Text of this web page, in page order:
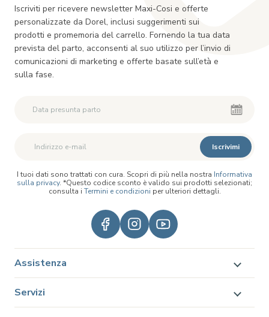
Iscriviti per ricevere newsletter Maxi-Cosi e offerte
personalizzate da Dorel, inclusi suggerimenti sui
prodotti e promemoria del carrello. Fornendo la tua data
prevista del parto, acconsenti al suo utilizzo per l’invio di
comunicazioni di marketing e offerte basate sull’età e
sulla fase.
Iscrivimi
I tuoi dati sono trattati con cura. Scopri di più nella nostra Informativa
sulla privacy. *Questo codice sconto è valido sui prodotti selezionati;
consulta i Termini e condizioni per ulteriori dettagli.
Assistenza
Servizi